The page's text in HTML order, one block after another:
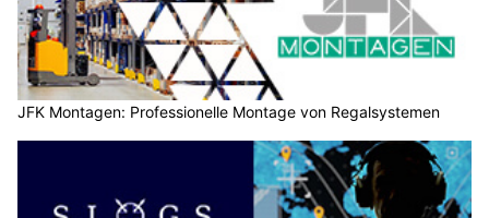
JFK Montagen: Professionelle Montage von Regalsystemen